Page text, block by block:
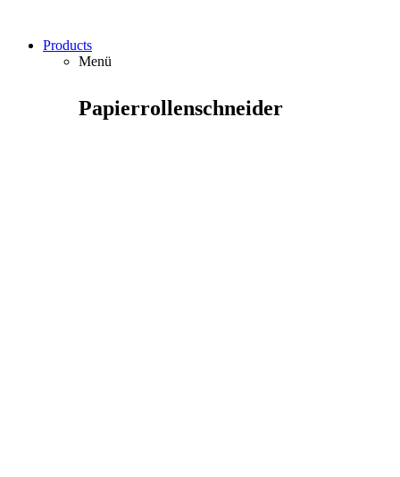
Products
Menü
Papierrollenschneider